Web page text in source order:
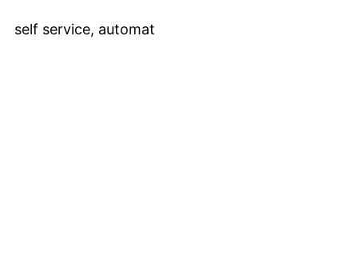
self service, automat